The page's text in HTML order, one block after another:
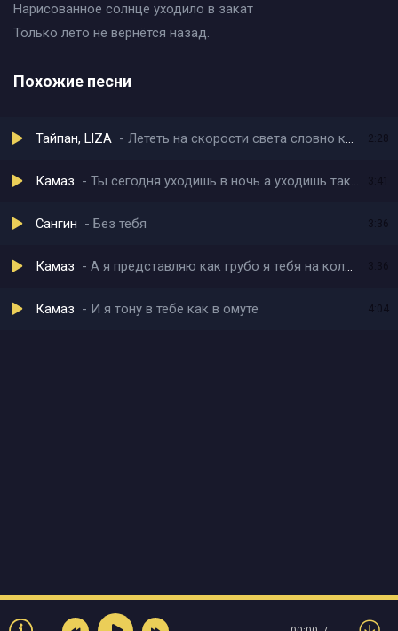
Нарисованное солнце уходило в закат
Только лето не вернётся назад.
Похожие песни
Тайпан, LIZA Лететь на скорости света словно кометой 2:28
Камаз Ты сегодня уходишь в ночь а уходишь так уходи
Сангин Без тебя 3:36
Камаз А я представляю как грубо я тебя на колени поставлю
Камаз И я тону в тебе как в омуте 4:04